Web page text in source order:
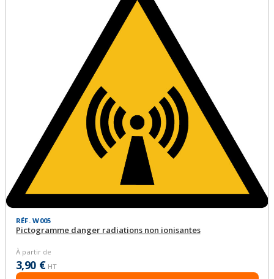
RÉF. W005
Pictogramme danger radiations non ionisantes
À partir de
3,90 € HT